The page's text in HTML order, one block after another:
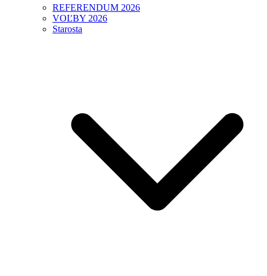
REFERENDUM 2026
VOĽBY 2026
Starosta